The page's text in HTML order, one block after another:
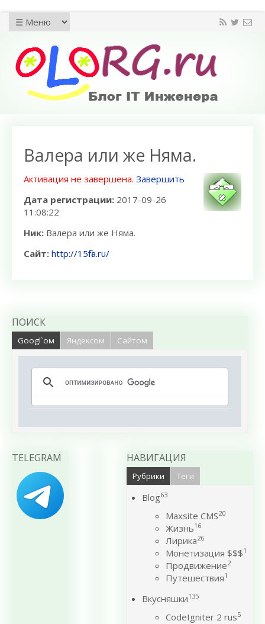
Валера или же Няма.
Активация не завершена. Завершить
Дата регистрации: 2017-09-26
11:08:22
Ник: Валера или же Няма.
Сайт: http://15fifa.ru/
ПОИСК
Googl`ом Яндексом Сайтом
TELEGRAM НАВИГАЦИЯ
Рубрики Теги
Blog63
Maxsite CMS20
Жизнь16
Лирика26
Монетизация $$$1
Продвижение2
Путешествия1
Вкусняшки135
CodeIgniter 2 rus5